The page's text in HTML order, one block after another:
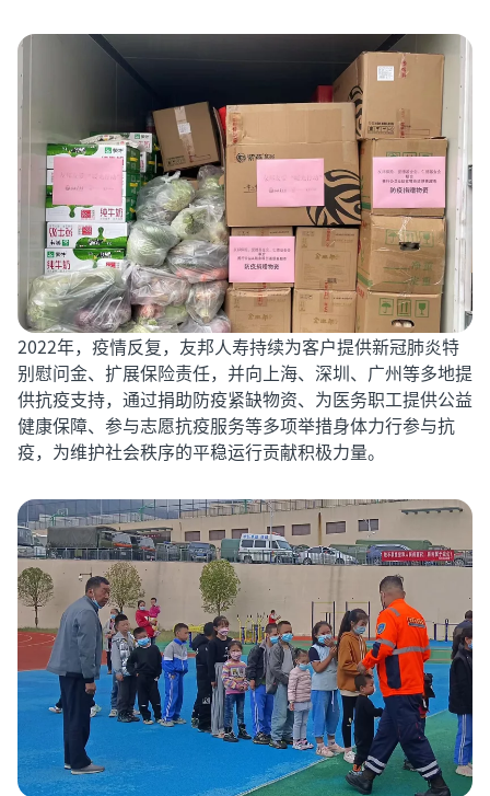
2022年，疫情反复，友邦人寿持续为客户提供新冠肺炎特
别慰问金、扩展保险责任，并向上海、深圳、广州等多地提
供抗疫支持，通过捐助防疫紧缺物资、为医务职工提供公益
健康保障、参与志愿抗疫服务等多项举措身体力行参与抗
疫，为维护社会秩序的平稳运行贡献积极力量。